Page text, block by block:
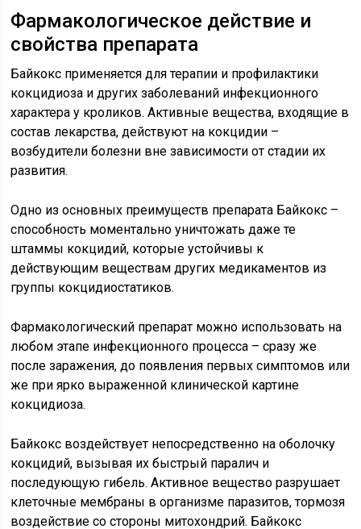
Фармакологическое действие и
свойства препарата
Байкокс применяется для терапии и профилактики
кокцидиоза и других заболеваний инфекционного
характера у кроликов. Активные вещества, входящие в
состав лекарства, действуют на кокцидии –
возбудители болезни вне зависимости от стадии их
развития.
Одно из основных преимуществ препарата Байкокс –
способность моментально уничтожать даже те
штаммы кокцидий, которые устойчивы к
действующим веществам других медикаментов из
группы кокцидиостатиков.
Фармакологический препарат можно использовать на
любом этапе инфекционного процесса – сразу же
после заражения, до появления первых симптомов или
же при ярко выраженной клинической картине
кокцидиоза.
Байкокс воздействует непосредственно на оболочку
кокцидий, вызывая их быстрый паралич и
последующую гибель. Активное вещество разрушает
клеточные мембраны в организме паразитов, тормозя
воздействие со стороны митохондрий. Байкокс